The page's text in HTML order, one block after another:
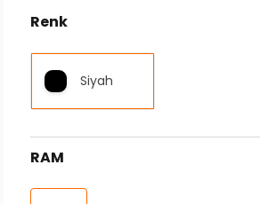
Renk
Siyah
RAM